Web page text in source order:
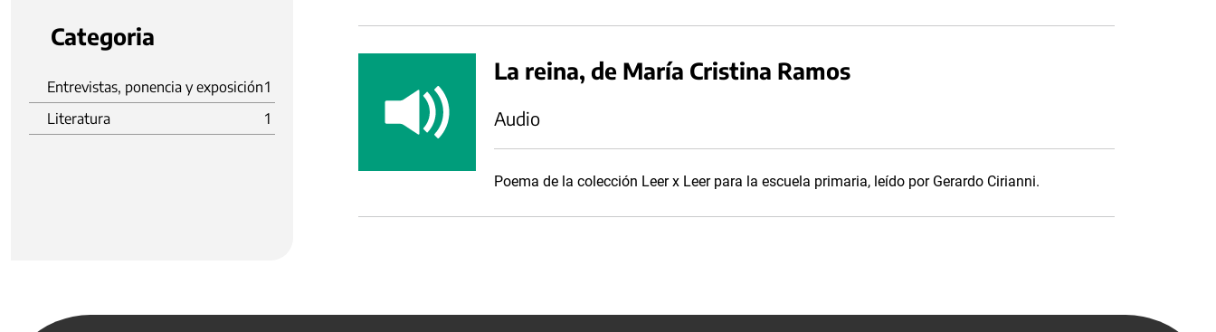
Categoria
Entrevistas, ponencia y exposición1
Literatura
1
La reina, de María Cristina Ramos
Audio
Poema de la colección Leer x Leer para la escuela primaria, leído por Gerardo Cirianni.